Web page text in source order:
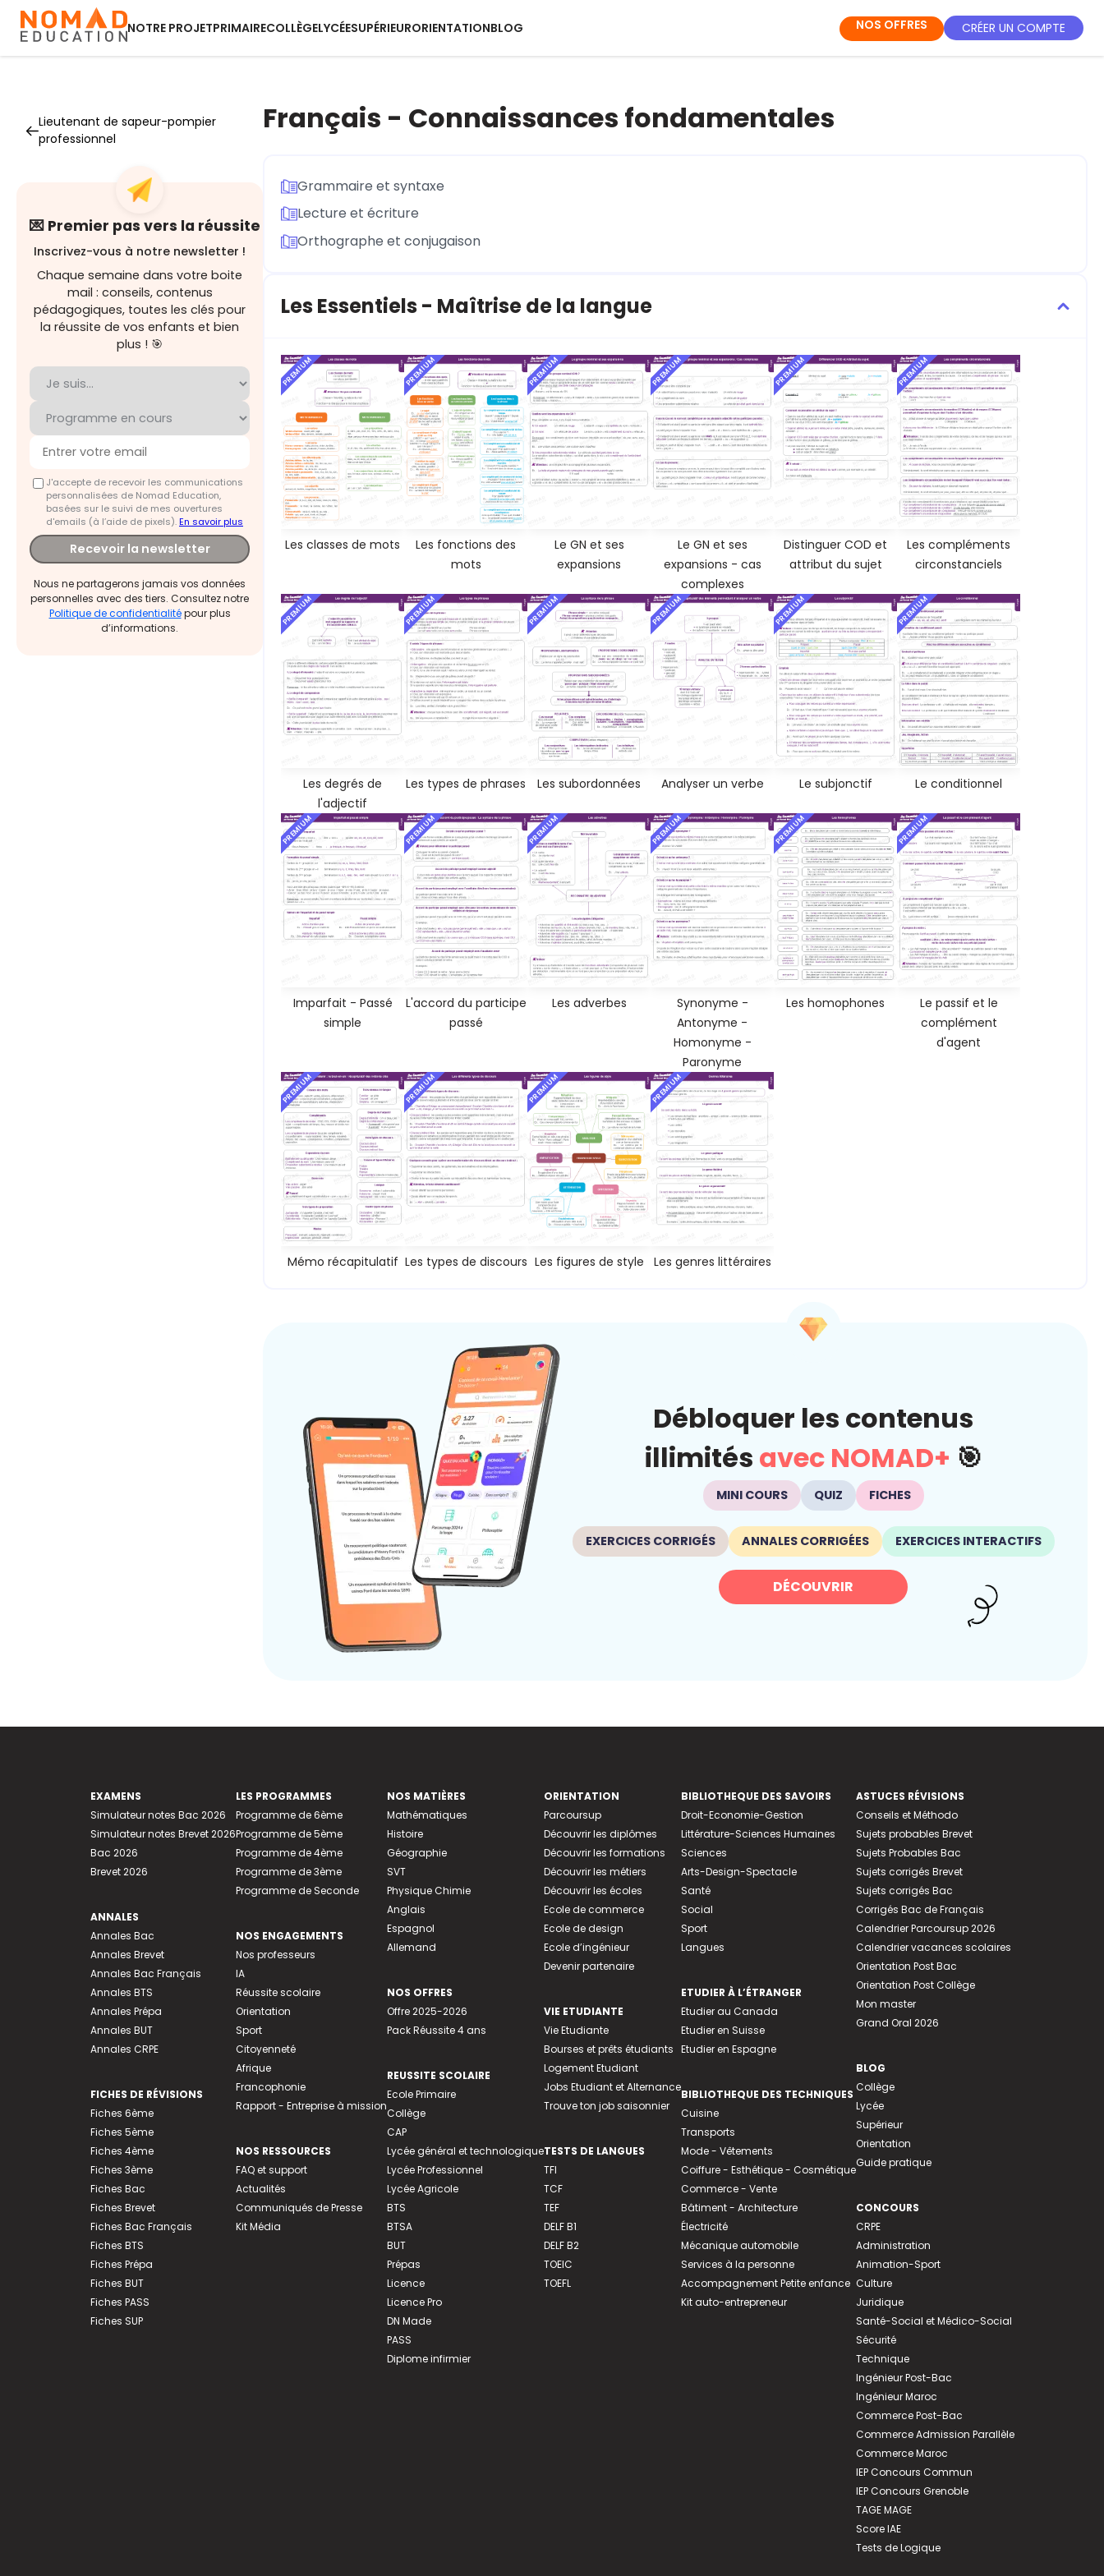
NOTRE PROJETPRIMAIRECOLLÈGELYCÉESUPÉRIEURORIENTATIONBLOG NOS OFFRES CRÉER UN COMPTE
Lieutenant de sapeur-pompier
professionnel
💌 Premier pas vers la réussite
Inscrivez-vous à notre newsletter !
Chaque semaine dans votre boite
mail : conseils, contenus
pédagogiques, toutes les clés pour
la réussite de vos enfants et bien
plus ! 🎯
J'accepte de recevoir les communications
personnalisées de Nomad Education,
basées sur le suivi de mes ouvertures
d'emails (à l’aide de pixels).En savoir plus
Recevoir la newsletter
Nous ne partagerons jamais vos données
personnelles avec des tiers. Consultez notre
Politique de confidentialitépour plus
d’informations.
Français - Connaissances fondamentales
Grammaire et syntaxe
Lecture et écriture
Orthographe et conjugaison
Les Essentiels - Maîtrise de la langue
PREMIUM
Les classes de mots
PREMIUM
Les fonctions des
mots
PREMIUM
Le GN et ses
expansions
PREMIUM
Le GN et ses
expansions - cas
complexes
PREMIUM
Distinguer COD et
attribut du sujet
PREMIUM
Les compléments
circonstanciels
PREMIUM
Les degrés de
l'adjectif
PREMIUM
Les types de phrases
PREMIUM
Les subordonnées
PREMIUM
Analyser un verbe
PREMIUM
Le subjonctif
PREMIUM
Le conditionnel
PREMIUM
Imparfait - Passé
simple
PREMIUM
L'accord du participe
passé
PREMIUM
Les adverbes
PREMIUM
Synonyme -
Antonyme -
Homonyme -
Paronyme
PREMIUM
Les homophones
PREMIUM
Le passif et le
complément
d'agent
PREMIUM
Mémo récapitulatif
PREMIUM
Les types de discours
PREMIUM
Les figures de style
PREMIUM
Les genres littéraires
Débloquer les contenus
illimités avec NOMAD+ 🎯
MINI COURS QUIZ FICHES
EXERCICES CORRIGÉS ANNALES CORRIGÉES EXERCICES INTERACTIFS
DÉCOUVRIR
EXAMENS
Simulateur notes Bac 2026
Simulateur notes Brevet 2026
Bac 2026
Brevet 2026
ANNALES
Annales Bac
Annales Brevet
Annales Bac Français
Annales BTS
Annales Prépa
Annales BUT
Annales CRPE
FICHES DE RÉVISIONS
Fiches 6ème
Fiches 5ème
Fiches 4ème
Fiches 3ème
Fiches Bac
Fiches Brevet
Fiches Bac Français
Fiches BTS
Fiches Prépa
Fiches BUT
Fiches PASS
Fiches SUP
LES PROGRAMMES
Programme de 6ème
Programme de 5ème
Programme de 4ème
Programme de 3ème
Programme de Seconde
NOS ENGAGEMENTS
Nos professeurs
IA
Réussite scolaire
Orientation
Sport
Citoyenneté
Afrique
Francophonie
Rapport - Entreprise à mission
NOS RESSOURCES
FAQ et support
Actualités
Communiqués de Presse
Kit Média
NOS MATIÈRES
Mathématiques
Histoire
Géographie
SVT
Physique Chimie
Anglais
Espagnol
Allemand
NOS OFFRES
Offre 2025-2026
Pack Réussite 4 ans
REUSSITE SCOLAIRE
Ecole Primaire
Collège
CAP
Lycée général et technologique
Lycée Professionnel
Lycée Agricole
BTS
BTSA
BUT
Prépas
Licence
Licence Pro
DN Made
PASS
Diplome infirmier
ORIENTATION
Parcoursup
Découvrir les diplômes
Découvrir les formations
Découvrir les métiers
Découvrir les écoles
Ecole de commerce
Ecole de design
Ecole d’ingénieur
Devenir partenaire
VIE ETUDIANTE
Vie Etudiante
Bourses et prêts étudiants
Logement Etudiant
Jobs Etudiant et Alternance
Trouve ton job saisonnier
TESTS DE LANGUES
TFI
TCF
TEF
DELF B1
DELF B2
TOEIC
TOEFL
BIBLIOTHEQUE DES SAVOIRS
Droit-Economie-Gestion
Littérature-Sciences Humaines
Sciences
Arts-Design-Spectacle
Santé
Social
Sport
Langues
ETUDIER À L’ÉTRANGER
Etudier au Canada
Etudier en Suisse
Etudier en Espagne
BIBLIOTHEQUE DES TECHNIQUES
Cuisine
Transports
Mode - Vêtements
Coiffure - Esthétique - Cosmétique
Commerce - Vente
Bâtiment - Architecture
Électricité
Mécanique automobile
Services à la personne
Accompagnement Petite enfance
Kit auto-entrepreneur
ASTUCES RÉVISIONS
Conseils et Méthodo
Sujets probables Brevet
Sujets Probables Bac
Sujets corrigés Brevet
Sujets corrigés Bac
Corrigés Bac de Français
Calendrier Parcoursup 2026
Calendrier vacances scolaires
Orientation Post Bac
Orientation Post Collège
Mon master
Grand Oral 2026
BLOG
Collège
Lycée
Supérieur
Orientation
Guide pratique
CONCOURS
CRPE
Administration
Animation-Sport
Culture
Juridique
Santé-Social et Médico-Social
Sécurité
Technique
Ingénieur Post-Bac
Ingénieur Maroc
Commerce Post-Bac
Commerce Admission Parallèle
Commerce Maroc
IEP Concours Commun
IEP Concours Grenoble
TAGE MAGE
Score IAE
Tests de Logique